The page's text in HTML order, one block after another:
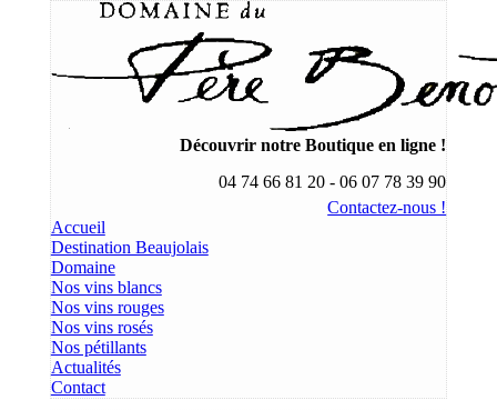
Découvrir notre Boutique en ligne !
04 74 66 81 20 - 06 07 78 39 90
Contactez-nous !
Accueil
Destination Beaujolais
Domaine
Nos vins blancs
Nos vins rouges
Nos vins rosés
Nos pétillants
Actualités
Contact